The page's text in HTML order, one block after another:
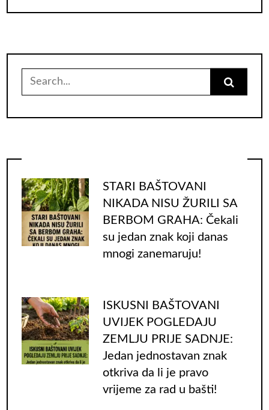
Search
STARI BAŠTOVANI
NIKADA NISU ŽURILI SA
BERBOM GRAHA: Čekali
su jedan znak koji danas
mnogi zanemaruju!
ISKUSNI BAŠTOVANI
UVIJEK POGLEDAJU
ZEMLJU PRIJE SADNJE:
Jedan jednostavan znak
otkriva da li je pravo
vrijeme za rad u bašti!